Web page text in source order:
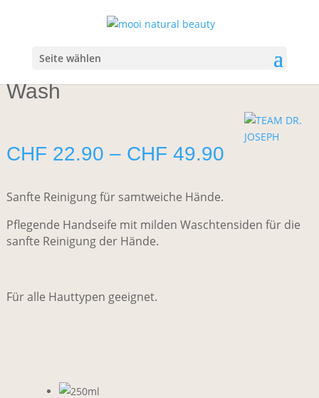
Seite wählen
Team Dr. Joseph Delicate Hand
Wash
CHF 22.90 – CHF 49.90
Sanfte Reinigung für samtweiche Hände.
Pflegende Handseife mit milden Waschtensiden für die
sanfte Reinigung der Hände.
Für alle Hauttypen geeignet.